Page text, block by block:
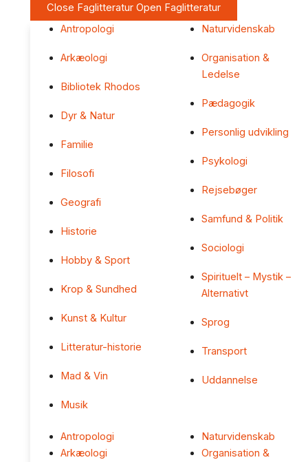
Close Faglitteratur Open Faglitteratur
Antropologi
Arkæologi
Bibliotek Rhodos
Dyr & Natur
Familie
Filosofi
Geografi
Historie
Hobby & Sport
Krop & Sundhed
Kunst & Kultur
Litteratur-historie
Mad & Vin
Musik
Naturvidenskab
Organisation &
Ledelse
Pædagogik
Personlig udvikling
Psykologi
Rejsebøger
Samfund & Politik
Sociologi
Spirituelt – Mystik –
Alternativt
Sprog
Transport
Uddannelse
Antropologi
Arkæologi
Naturvidenskab
Organisation &